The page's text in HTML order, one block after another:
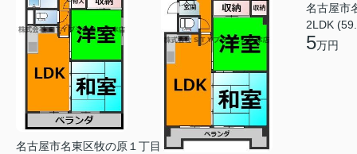
名古屋市名東区牧の原１丁目
名古屋市
2LDK
5万円